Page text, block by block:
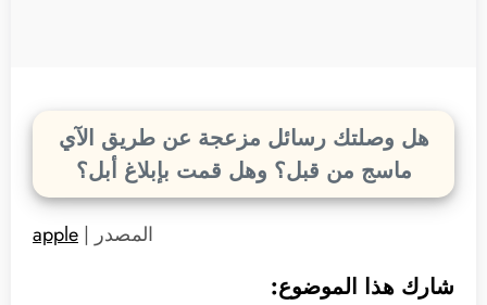
هل وصلتك رسائل مزعجة عن طريق الآي
ماسج من قبل؟ وهل قمت بإبلاغ أبل؟
المصدر | apple
شارك هذا الموضوع: